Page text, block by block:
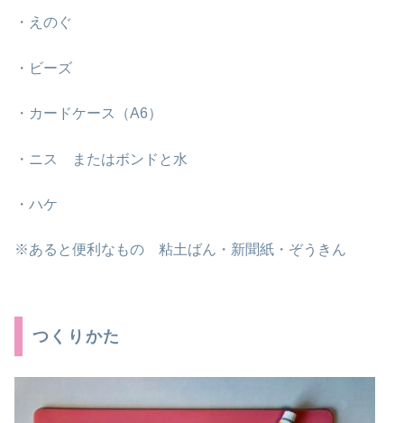
・えのぐ
・ビーズ
・カードケース（A6）
・ニス またはボンドと水
・ハケ
※あると便利なもの 粘土ばん・新聞紙・ぞうきん
つくりかた